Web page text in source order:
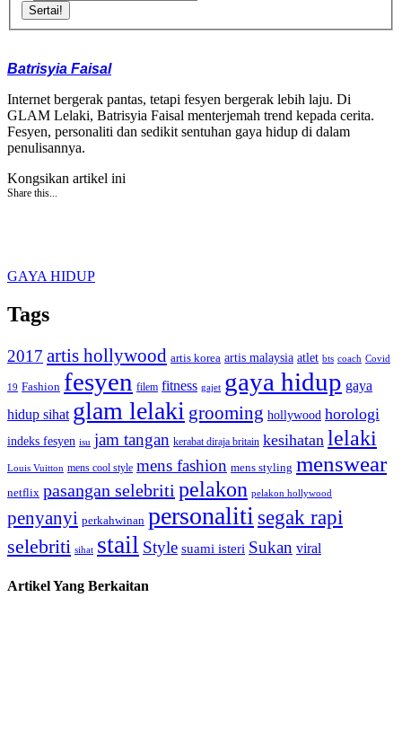
Sertai!
Batrisyia Faisal
Internet bergerak pantas, tetapi fesyen bergerak lebih laju. Di
GLAM Lelaki, Batrisyia Faisal menterjemah trend kepada cerita.
Fesyen, personaliti dan sedikit sentuhan gaya hidup di dalam
penulisannya.
Kongsikan artikel ini
Share this...
GAYA HIDUP
Tags
2017 artis hollywood artis korea artis malaysia atlet bts coach Covid
19 Fashion fesyen filem fitness gajet gaya hidup gaya
hidup sihat glam lelaki grooming hollywood horologi
indeks fesyen isu jam tangan kerabat diraja britain kesihatan lelaki
Louis Vuitton mens cool style mens fashion mens styling menswear
netflix pasangan selebriti pelakon pelakon hollywood
penyanyi perkahwinan personaliti segak rapi
selebriti sihat stail Style suami isteri Sukan viral
Artikel Yang Berkaitan